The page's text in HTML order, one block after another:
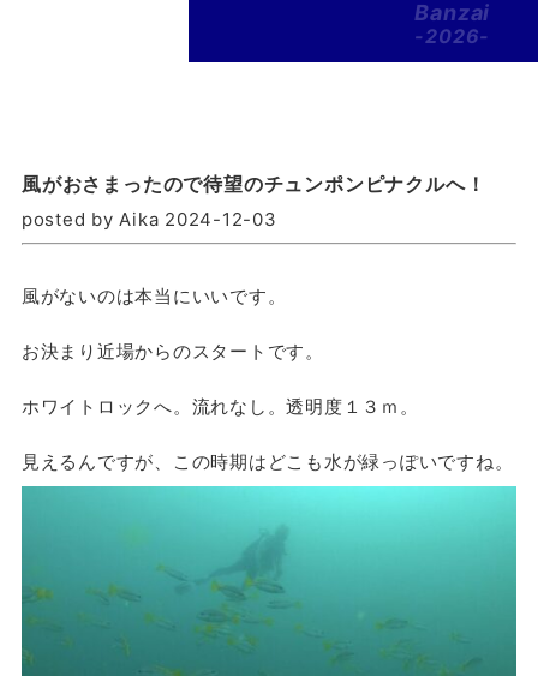
Banzai
-2026-
風がおさまったので待望のチュンポンピナクルへ！
posted by Aika 2024-12-03
風がないのは本当にいいです。
お決まり近場からのスタートです。
ホワイトロックへ。流れなし。透明度１３ｍ。
見えるんですが、この時期はどこも水が緑っぽいですね。